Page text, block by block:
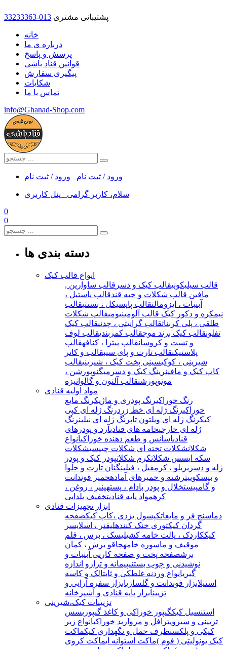
33233363-013 پشتیبانی مشتری
خانه
درباره ی ما
پرسش و پاسخ
قوانین قناد باشی
پیگیری سفارش
شکایات
تماس با ما
info@Ghanad-Shop.com
ورود / ثبت نام ورود / ثبت نام
سلام، کاربر گرامی
پنل کاربری
0
0
دسته بندی ها
انواع قالب کیک
قالب سیلیکونیقالب کیک و دسر قالب ساوارین ,
مافین قالب شکلات و حبه قندقالب پاستیل ،
آبنبات ، ایزومالتقالب پاپسیکل ، بستنیقالب
نیمکره و دکور کیک قالب آلومینیومیقالب شکلات
طلقی ، پلی کربناتقالب گرانیتی ، چدنیقالب کیک
تفلونقالب کیک برند موجقالب کمربندیقالب لوف
و تست و کروسانقالب پیتزا ، کنافهقالب
پلاستیکیقالب تارت و پای سیبقالب و کاتر
شیرینی ، کوکیسینی پخت کیک ، شیرینیقالب
کاپ کیک و مافینرینگ کیک و دسر میگنوپورشن ،
مونوپورشنقالب آلتون و گالوانیزه
مواد اولیه قنادی
رنگ خوراکیرنگ پودری و ماژیکرنگ مایع
خوراکیرنگ ژله ای خط زردرنگ ژله ای کپی
کیکرنگ ژله ای ویلتون تاپرنگ ژله ای نیلینرنگ
ژله ای خارجیخامه های قنادیآرد و پودرهای
قنادیاسانس و طعم دهنده خوراکیانواع
شکلاتشکلات تخته ای شکلات چیپسیشکلات
سکه ایسس شکلاتکرم شکلاتپودر کیک و پودر
ژله و دسر بریلو ، کرمفیل ، فیلینگنان تارت و حلوا
و بیسکوییترشته و خمیرهای آمادهخمیر فوندانت
و گامپیستخلال و پودر بادام ، پستهپنیر ، روغن ،
کرهمواد پایه قنادیتخفیف یلدایی
ابزار تجهیزات قنادی
دماسنج فر و مایعاتکپسول یزدی ،کاپ کیکصفحه
گردان کیکتوری خنک کنندهلیفتر ، اسلایسر
کیککاردک ، پالت خامه کشیلیسک ، برس ، قلم
موقیف و ماسوره خامهچاقو برش ، کمان
برشصفحه پخت و صفحه کار نی آبنبات و
نوشیدنی و چوب بستنیپیمانه و ترازو اندازه
گیریانواع وردنه غلطکی و ثابتالک و کاسه
استیلابزار فوندانت و گلسازیابزار سفره آرایی و
تزیینابزار پایه قنادی و آشپزخانه
تزیینات کیک،شیرینی
استنسیل کیکگیپور خوراکی و کاغذ گیپوریسس
تزیینی و سیروپترافل و مروارید خوراکیانواع زیر
کیکی و پلکسیظرف حمل و نگهداری کیکماکت
کیک یونولیتی ( فوم )ماکت استوانه ایماکت کروی